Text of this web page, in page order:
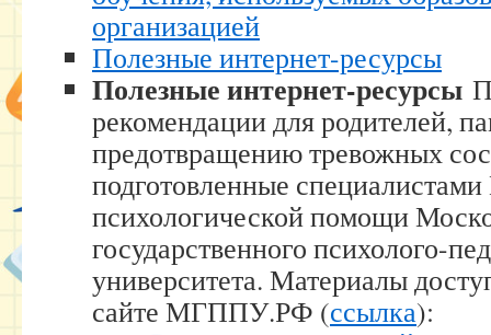
организацией
Полезные интернет-ресурсы
Полезные интернет-ресурсы
рекомендации для родителей,
предотвращению тревожных
подготовленные
психологической помощи
государственного психолого-
университета. Материалы
сайте МГППУ.РФ (ссылка):